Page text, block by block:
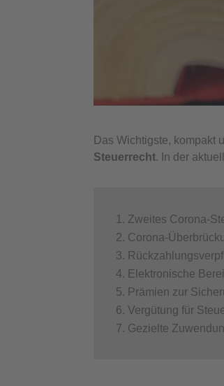
Das Wichtigste, kompakt
Steuerrecht. In der
Zweites Corona-
Corona-
Elektronische
Prämien zur
Vergütung für
Gezielte